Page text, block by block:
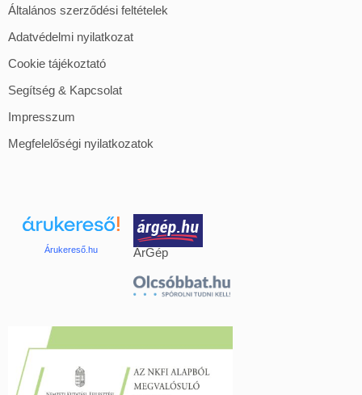
Általános szerződési feltételek
Adatvédelmi nyilatkozat
Cookie tájékoztató
Segítség & Kapcsolat
Impresszum
Megfelelőségi nyilatkozatok
Árukereső.hu ÁrGép